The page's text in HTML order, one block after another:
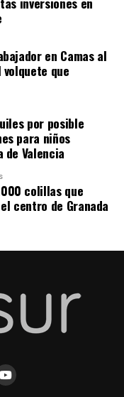
en Camas al
que
por posible
para niños
de Valencia
colillas que
centro de Granada